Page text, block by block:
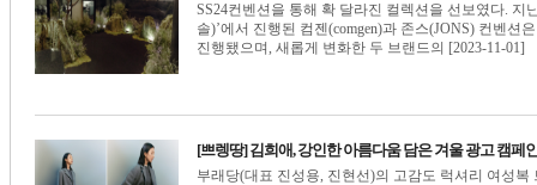
SS24컨벤션을 통해 확 달라진 컬렉션을 선보였다. 지
솔)’에서 진행된 컴젠(comgen)과 존스(JONS) 컨벤
진행됐으며, 새롭게 변화한 두 브랜드의 [2023-11-01]
[쁘렝땅] 김희애, 강인한 아름다움 담은 겨울 광고 캠페
부래당(대표 진성용, 진현선)의 고감도 럭셔리 여성